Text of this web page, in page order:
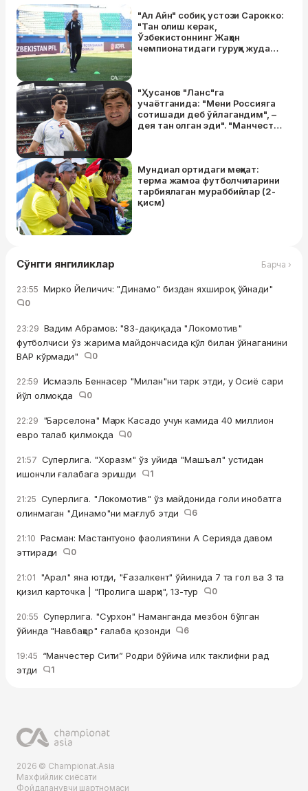
"Ал Айн" собиқ устози Сарокко:
"Тан олиш керак,
Ўзбекистоннинг Жаҳон
чемпионатидаги гуруҳи жуда
"Ҳусанов "Ланс"га
учаётганида: "Мени Россияга
сотишади деб ўйлагандим", –
дея тан олган эди". "Манчестер
Мундиал ортидаги меҳнат:
терма жамоа футболчиларини
тарбиялаган мураббийлар (2-
қисм)
Сўнгги янгиликлар Барча ›
23:55 Мирко Йеличич: "Динамо" биздан яхшироқ ўйнади"
0
23:29 Вадим Абрамов: "83-дақиқада "Локомотив"
футболчиси ўз жарима майдончасида қўл билан ўйнаганини
ВАР кўрмади"
0
22:59 Исмаэль Беннасер "Милан"ни тарк этди, у Осиё сари
йўл олмоқда
0
22:29 "Барселона" Марк Касадо учун камида 40 миллион
евро талаб қилмоқда
0
21:57 Суперлига. "Хоразм" ўз уйида "Машъал" устидан
ишончли ғалабага эришди
1
21:25 Суперлига. "Локомотив" ўз майдонида голи инобатга
олинмаган "Динамо"ни мағлуб этди
6
21:10 Расман: Мастантуоно фаолиятини А Серияда давом
эттиради
0
21:01 "Арал" яна ютди, "Ғазалкент" ўйинида 7 та гол ва 3 та
қизил карточка | "Пролига шарҳи", 13-тур
0
20:55 Суперлига. "Сурхон" Наманганда мезбон бўлган
ўйинда "Навбаҳор" ғалаба қозонди
6
19:45 “Манчестер Сити” Родри бўйича илк таклифни рад
этди
1
2026 © Championat.Asia
Махфийлик сиёсати
Фойдаланувчи шартномаси